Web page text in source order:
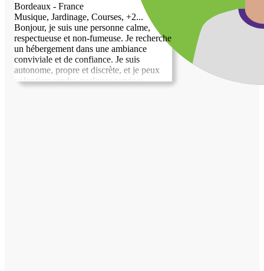
Bordeaux - France
Musique, Jardinage, Courses, +2...
Bonjour, je suis une personne calme,
respectueuse et non-fumeuse. Je recherche
un hébergement dans une ambiance
conviviale et de confiance. Je suis
autonome, propre et discrète, et je peux
volontiers rendre quelques services